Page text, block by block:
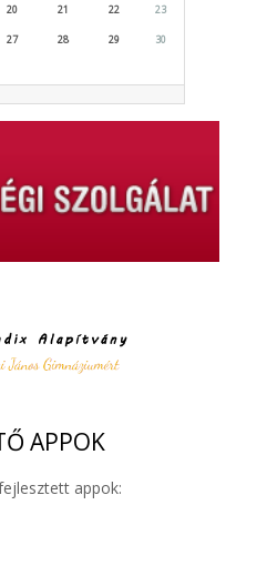
20 21 22 23
27 28 29 30
APPOK
appok: